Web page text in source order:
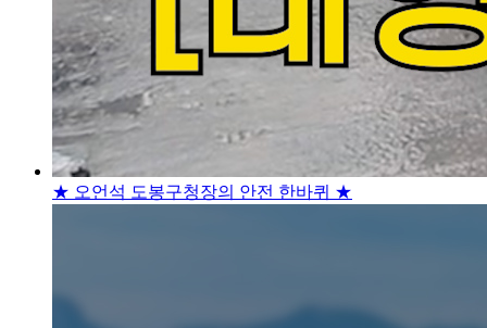
★ 오언석 도봉구청장의 안전 한바퀴 ★